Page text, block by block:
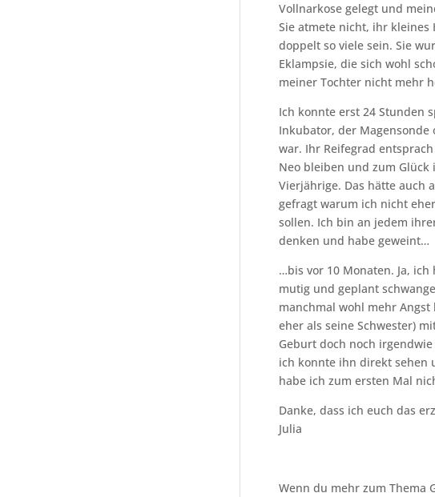
Vollnarkose gelegt und
Sie atmete nicht, ihr kleines
doppelt so viele sein. Sie
Eklampsie, die sich wohl
meiner Tochter nicht mehr
Ich konnte erst 24 Stunden
Inkubator, der Magensonde
war. Ihr Reifegrad
Neo bleiben und zum
Vierjährige. Das hätte auch
gefragt warum ich nicht
sollen. Ich bin an jedem
denken und habe geweint…
…bis vor 10 Monaten. Ja,
mutig und geplant
manchmal wohl mehr Angst
eher als seine Schwester)
Geburt doch noch
ich konnte ihn direkt sehen
habe ich zum ersten Mal
Danke, dass ich euch das
Julia
Wenn du mehr zum Thema